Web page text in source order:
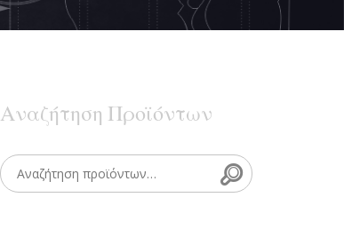
Αναζήτηση Προϊόντων
Search for: Search